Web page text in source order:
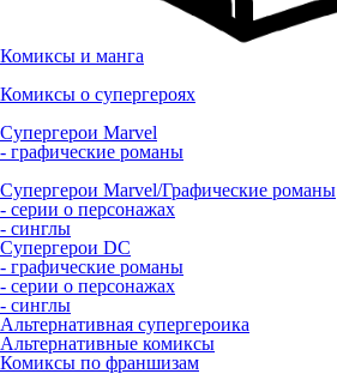
Комиксы и манга
Комиксы о супергероях
Супергерои Marvel
- графические романы
Супергерои Marvel/Графические романы
- серии о персонажах
- синглы
Супергерои DC
- графические романы
- серии о персонажах
- синглы
Альтернативная супергероика
Альтернативные комиксы
Комиксы по франшизам